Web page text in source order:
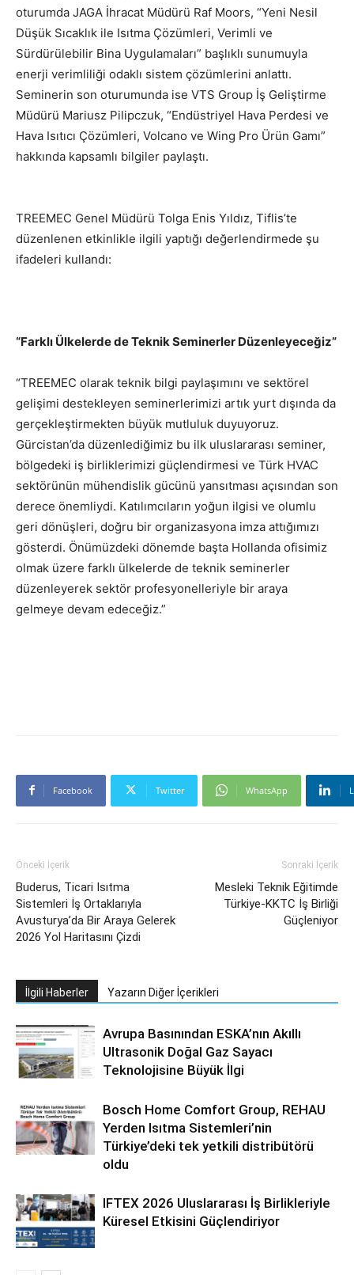
oturumda JAGA İhracat Müdürü Raf Moors, “Yeni Nesil
Düşük Sıcaklık ile Isıtma Çözümleri, Verimli ve
Sürdürülebilir Bina Uygulamaları” başlıklı sunumuyla
enerji verimliliği odaklı sistem çözümlerini anlattı.
Seminerin son oturumunda ise VTS Group İş Geliştirme
Müdürü Mariusz Pilipczuk, “Endüstriyel Hava Perdesi ve
Hava Isıtıcı Çözümleri, Volcano ve Wing Pro Ürün Gamı”
hakkında kapsamlı bilgiler paylaştı.
TREEMEC Genel Müdürü Tolga Enis Yıldız, Tiflis’te
düzenlenen etkinlikle ilgili yaptığı değerlendirmede şu
ifadeleri kullandı:
“Farklı Ülkelerde de Teknik Seminerler Düzenleyeceğiz”
“TREEMEC olarak teknik bilgi paylaşımını ve sektörel
gelişimi destekleyen seminerlerimizi artık yurt dışında da
gerçekleştirmekten büyük mutluluk duyuyoruz.
Gürcistan’da düzenlediğimiz bu ilk uluslararası seminer,
bölgedeki iş birliklerimizi güçlendirmesi ve Türk HVAC
sektörünün mühendislik gücünü yansıtması açısından son
derece önemliydi. Katılımcıların yoğun ilgisi ve olumlu
geri dönüşleri, doğru bir organizasyona imza attığımızı
gösterdi. Önümüzdeki dönemde başta Hollanda ofisimiz
olmak üzere farklı ülkelerde de teknik seminerler
düzenleyerek sektör profesyonelleriyle bir araya
gelmeye devam edeceğiz.”
Facebook Twitter WhatsApp
Önceki İçerik
Buderus, Ticari Isıtma
Sistemleri İş Ortaklarıyla
Avusturya’da Bir Araya Gelerek
2026 Yol Haritasını Çizdi
Sonraki İçerik
Mesleki Teknik Eğitimde
Türkiye-KKTC İş Birliği
Güçleniyor
İlgili Haberler Yazarın Diğer İçerikleri
Avrupa Basınından ESKA’nın Akıllı
Ultrasonik Doğal Gaz Sayacı
Teknolojisine Büyük İlgi
Bosch Home Comfort Group, REHAU
Yerden Isıtma Sistemleri’nin
Türkiye’deki tek yetkili distribütörü
oldu
IFTEX 2026 Uluslararası İş Birlikleriyle
Küresel Etkisini Güçlendiriyor